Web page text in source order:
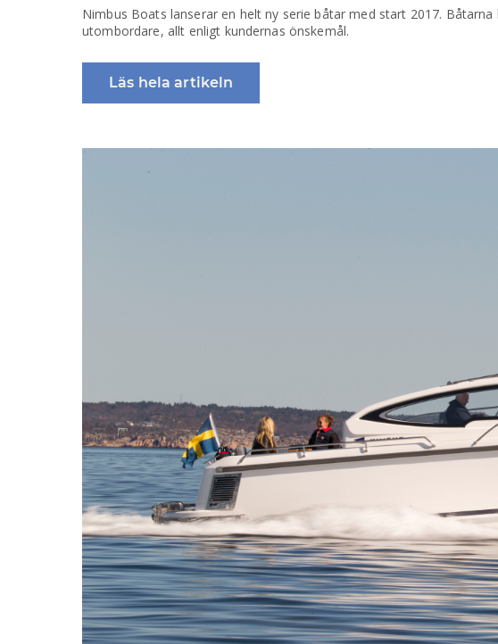
Nimbus Boats lanserar en helt ny serie båtar med start 2017.
utombordare, allt enligt kundernas önskemål.
Läs hela artikeln